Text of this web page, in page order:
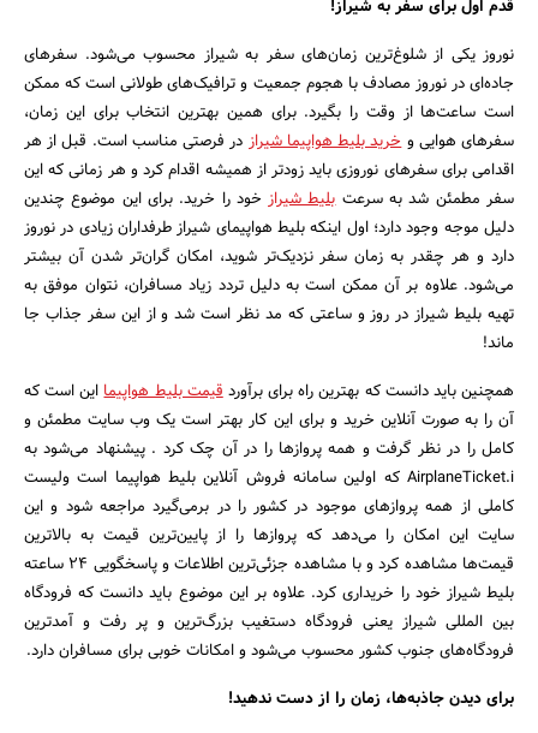
جستجو
قدم اول برای سفر به شیراز!
نوروز یکی از شلوغ‌ترین زمان‌های سفر به شیراز محسوب می‌شود. سفرهای
جاده‌ای در نوروز مصادف با هجوم جمعیت و ترافیک‌های طولانی است که ممکن
است ساعت‌ها از وقت را بگیرد. برای همین بهترین انتخاب برای این زمان،
سفرهای هوایی وخرید بلیط هواپیما شیراز در فرصتی مناسب است. قبل از هر
اقدامی برای سفرهای نوروزی باید زودتر از همیشه اقدام کرد و هر زمانی که این
سفر مطمئن شد به سرعتبلیط شیرازخود را خرید. برای این موضوع چندین
دلیل موجه وجود دارد؛ اول اینکه بلیط هواپیمای شیراز طرفداران زیادی در نوروز
دارد و هر چقدر به زمان سفر نزدیک‌تر شوید، امکان گران‌تر شدن آن بیشتر
می‌شود. علاوه بر آن ممکن است به دلیل تردد زیاد مسافران، نتوان موفق به
تهیه بلیط شیراز در روز و ساعتی که مد نظر است شد و از این سفر جذاب جا
ماند!
همچنین باید دانست که بهترین راه برای برآوردقیمت بلیط هواپیمااین است که
آن را به صورت آنلاین خرید و برای این کار بهتر است یک وب سایت مطمئن و
کامل را در نظر گرفت و همه پروازها را در آن چک کرد . پیشنهاد می‌شود به
AirplaneTicket.i که اولین سامانه فروش آنلاین بلیط هواپیما است ولیست
کاملی از همه پروازهای موجود در کشور را در برمی‌گیرد مراجعه شود و این
سایت این امکان را می‌دهد که پروازها را از پایین‌ترین قیمت به بالاترین
قیمت‌ها مشاهده کرد و با مشاهده جزئی‌ترین اطلاعات و پاسخگویی 24 ساعته
بلیط شیراز خود را خریداری کرد. علاوه بر این موضوع باید دانست که فرودگاه
بین المللی شیراز یعنی فرودگاه دستغیب بزرگ‌ترین و پر رفت و آمدترین
فرودگاه‌های جنوب کشور محسوب می‌شود و امکانات خوبی برای مسافران دارد.
برای دیدن جاذبه‌ها، زمان را از دست ندهید!